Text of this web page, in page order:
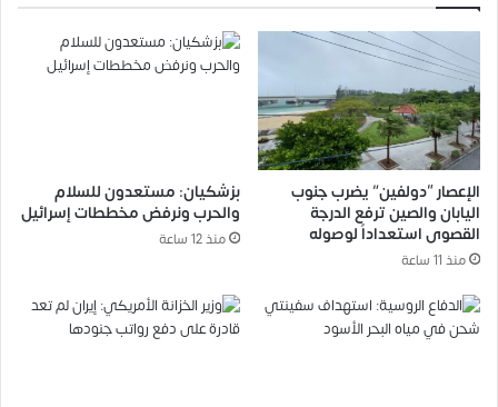
الإعصار “دولفين” يضرب جنوب
اليابان والصين ترفع الدرجة
القصوى استعداداً لوصوله
منذ 11 ساعة
بزشكيان: مستعدون للسلام
والحرب ونرفض مخططات إسرائيل
منذ 12 ساعة